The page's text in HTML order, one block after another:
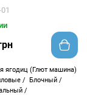
ягодиц (Глют машина)
/ Блочный /
/